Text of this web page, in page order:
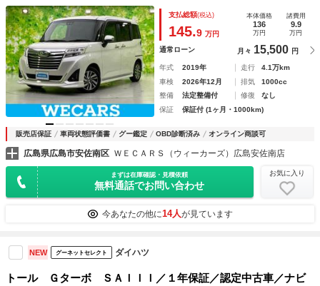
ダイハツ）／両側電動スライドドア／シートヒーター 前席／
パノラマモニター／車線逸脱防止支援システム／ヘッドラン
プ ＬＥＤ
支払総額(税込)
145.9 万円
本体価格
136
万円
諸費用
9.9
万円
通常ローン 月々 15,500 円
年式 2019年 走行
4.1万km
車検
2026年12月 排気
1000cc
整備
法定整備付 修復
なし
保証
保証付 (1ヶ月・1000km)
販売店保証 車両状態評価書 グー鑑定 OBD診断済み オンライン商談可
広島県広島市安佐南区 ＷＥＣＡＲＳ（ウィーカーズ）広島安佐南店
まずは在庫確認・見積依頼
無料通話でお問い合わせ
お気に入り
今あなたの他に14人が見ています
NEW グーネットセレクト ダイハツ
トール Ｇターボ ＳＡＩＩＩ／１年保証／認定中古車／ナビ